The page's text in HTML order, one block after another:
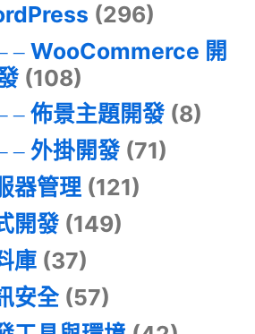
(296)
WooCommerce 開
(108)
佈景主題開發(8)
外掛開發(71)
器管理(121)
開發(149)
庫(37)
安全(57)